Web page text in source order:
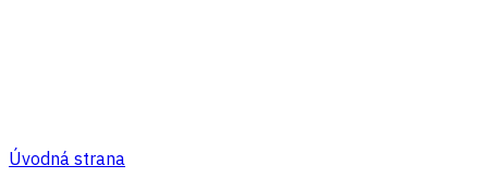
Úvodná strana